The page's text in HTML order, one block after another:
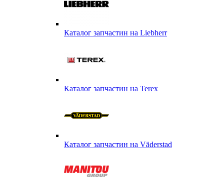
Каталог запчастин на Liebherr
Каталог запчастин на Terex
Каталог запчастин на Väderstad